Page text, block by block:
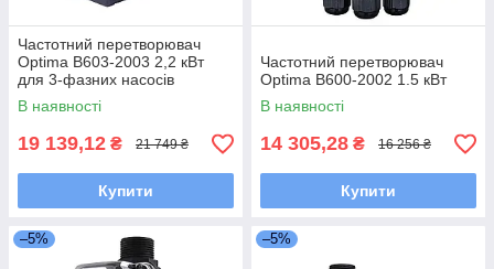
Частотний перетворювач
Optima B603-2003 2,2 кВт
для 3-фазних насосів
В наявності
19 139,12 ₴ 21 749 ₴
Купити
Частотний перетворювач
Optima B600-2002 1.5 кВт
В наявності
14 305,28 ₴ 16 256 ₴
Купити
–5% –5%